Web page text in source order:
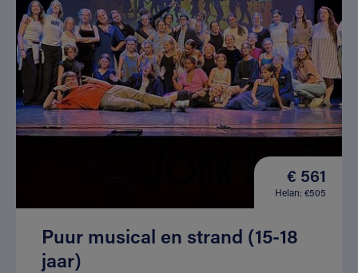
€ 561
Helan: €505
Puur musical en strand (15-18
jaar)